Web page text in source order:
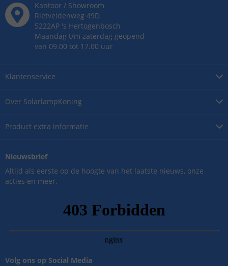
Over SolarlampKoning
Product extra informatie
Klantenservice
Kantoor / Showroom
Rietveldenweg 49D
5222AP 's Hertogenbosch
Maandag t/m zaterdag geopend
van 09.00 tot 17.00 uur
Nieuwsbrief
Altijd als eerste op de hoogte van het laatste nieuws, onze
acties en meer.
Volg ons op Social Media